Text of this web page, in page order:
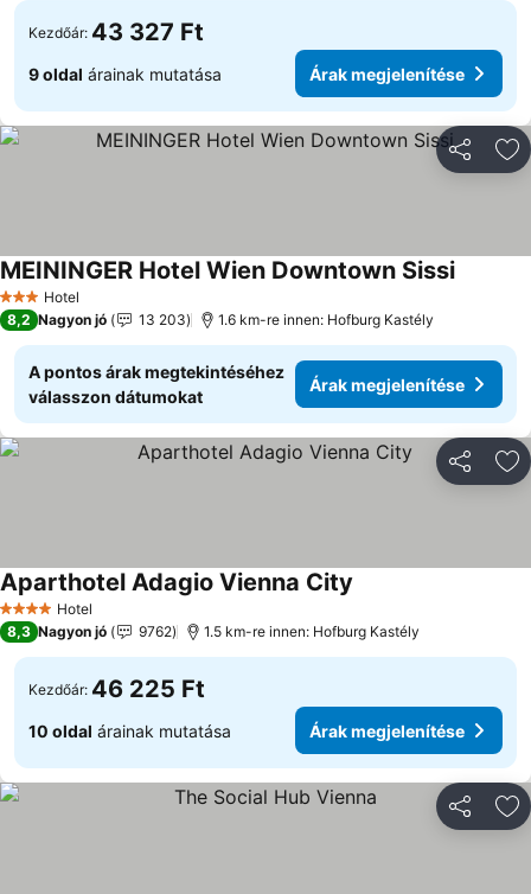
Kezdőár: 43 327 Ft
9 oldal árainak mutatása Árak megjelenítése
3 Kategória
Hotel
MEININGER Hotel Wien Downtown Sissi
8,2 Nagyon jó 13 203 1.6 km-re innen: Hofburg Kastély
A pontos árak megtekintéséhez
válasszon dátumokat
Árak megjelenítése
4 KategóriaHotel
Aparthotel Adagio Vienna City
8,3 Nagyon jó 9762 1.5 km-re innen: Hofburg Kastély
Kezdőár: 46 225 Ft
10 oldal árainak mutatása Árak megjelenítése